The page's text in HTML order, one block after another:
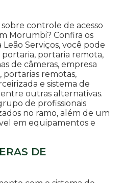
controle de acesso
Morumbi? Confira os
Serviços, você pode
portaria remota,
de câmeras, empresa
portarias remotas,
e sistema de
outras alternativas.
de profissionais
no ramo, além de um
em equipamentos e
DE